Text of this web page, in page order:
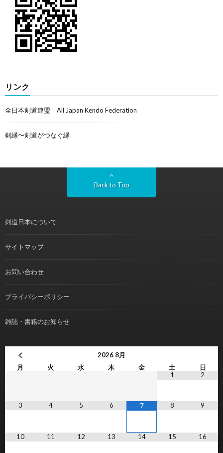
リンク
全日本剣道連盟 All Japan Kendo Federation
剣縁〜剣道がつなぐ縁
Back to Top
剣道日本について
サイトマップ
お問い合わせ
プライバシーポリシー
雑誌・書籍のお知らせ
2026 8月
月
火 水 木 金 土
日
1
2
3 4 5 6 7 8 9
10 11 12 13 14 15 16